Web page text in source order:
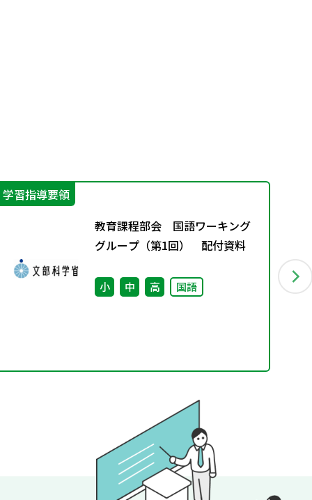
学習指導要領
教育課程部会 国語ワーキング
グループ（第1回） 配付資料
小 中 高 国語